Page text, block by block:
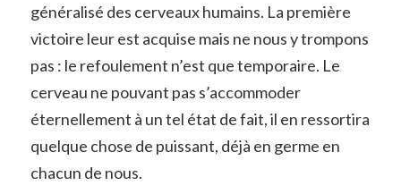
généralisé des cerveaux humains. La première
victoire leur est acquise mais ne nous y trompons
pas : le refoulement n’est que temporaire. Le
cerveau ne pouvant pas s’accommoder
éternellement à un tel état de fait, il en ressortira
quelque chose de puissant, déjà en germe en
chacun de nous.